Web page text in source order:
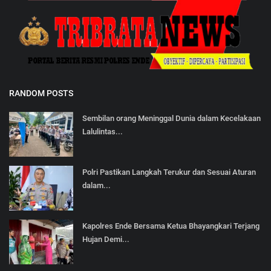
RANDOM POSTS
Sembilan orang Meninggal Dunia dalam Kecelakaan
Lalulintas...
Polri Pastikan Langkah Terukur dan Sesuai Aturan
dalam...
Kapolres Ende Bersama Ketua Bhayangkari Terjang
Hujan Demi...